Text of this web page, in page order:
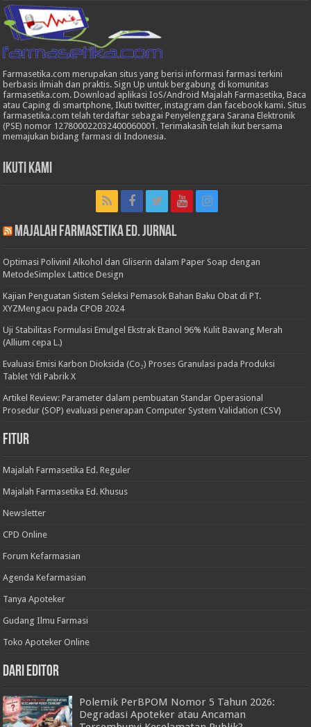
Farmasetika.com merupakan situs yang berisi informasi farmasi terkini
berbasis ilmiah dan praktis. Sign Up untuk bergabung di komunitas
farmasetika.com. Download aplikasi IoS/Android Majalah Farmasetika, Baca
atau Caping di smartphone, Ikuti twitter, instagram dan facebook kami. Situs
farmasetika.com telah terdaftar sebagai Penyelenggara Sarana Elektronik
(PSE) nomor 127800022032400060001. Terimakasih telah ikut bersama
memajukan bidang farmasi di Indonesia.
Ikuti Kami
Majalah Farmasetika Ed. Jurnal
Optimasi Polivinil Alkohol dan Gliserin dalam Paper Soap dengan
MetodeSimplex Lattice Design
Kajian Penguatan Sistem Seleksi Pemasok Bahan Baku Obat di PT.
XYZMengacu pada CPOB 2024
Uji Stabilitas Formulasi Emulgel Ekstrak Etanol 96% Kulit Bawang Merah
(Allium cepa L.)
Evaluasi Emisi Karbon Dioksida (Co₂) Proses Granulasi pada Produksi
Tablet Ydi Pabrik X
Artikel Review: Parameter dalam pembuatan Standar Operasional
Prosedur (SOP) evaluasi penerapan Computer System Validation (CSV)
Fitur
Majalah Farmasetika Ed. Reguler
Majalah Farmasetika Ed. Khusus
Newsletter
CPD Online
Forum Kefarmasian
Agenda Kefarmasian
Tanya Apoteker
Gudang Ilmu Farmasi
Toko Apoteker Online
Dari Editor
Polemik PerBPOM Nomor 5 Tahun 2026:
Degradasi Apoteker atau Ancaman